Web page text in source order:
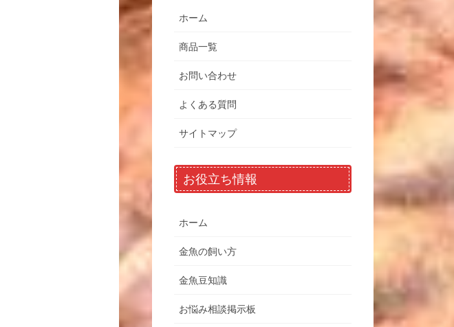
ホーム
商品一覧
お問い合わせ
よくある質問
サイトマップ
お役立ち情報
ホーム
金魚の飼い方
金魚豆知識
お悩み相談掲示板